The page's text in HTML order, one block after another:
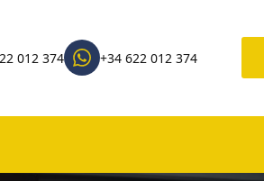
012 374 +34 622 012 374